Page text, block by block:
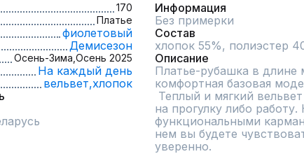
170
Платье
фиолетовый
Демисезон
Осень-Зима, Осень 2025
На каждый день
вельвет,хлопок
Информация
Без примерки
Состав
хлопок 55%, полиэстер
Описание
Платье-рубашка в длине
комфортная базовая
на прогулку либо
функциональными
нем вы будете
уверенно.